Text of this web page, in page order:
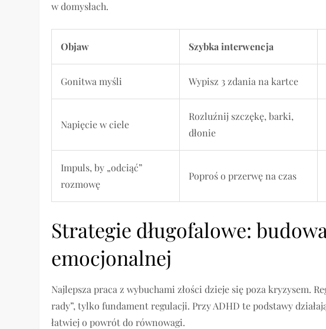
w domysłach.
Objaw Szybka interwencja
Gonitwa myśli Wypisz 3 zdania na kartce
Napięcie w ciele
Rozluźnij szczękę, barki,
dłonie
Impuls, by „odciąć”
rozmowę
Poproś o przerwę na czas
Strategie długofalowe:
emocjonalnej
Najlepsza praca z wybuchami złości dzieje się poza kryzysem.
rady”, tylko fundament regulacji. Przy ADHD te podstawy
łatwiej o powrót do równowagi.